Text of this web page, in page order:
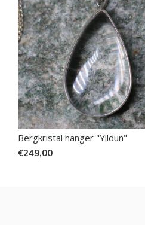
Bergkristal hanger "Yildun"
€249,00